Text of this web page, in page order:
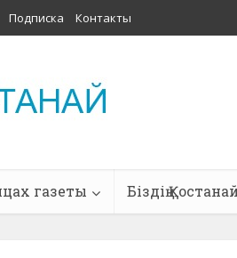
Подписка Контакты
газеты Біздің Қостанай